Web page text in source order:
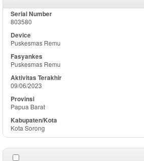
803580
Puskesmas Remu
Puskesmas Remu
09/06/2023
Papua Barat
Kota Sorong